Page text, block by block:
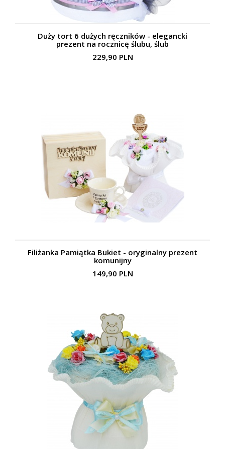
Duży tort 6 dużych ręczników - elegancki
prezent na rocznicę ślubu, ślub
229,90 PLN
Filiżanka Pamiątka Bukiet - oryginalny prezent
komunijny
149,90 PLN